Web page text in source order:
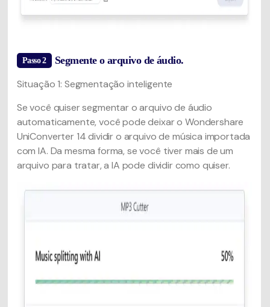
Passo 2 Segmente o arquivo de áudio.
Situação 1: Segmentação inteligente
Se você quiser segmentar o arquivo de áudio
automaticamente, você pode deixar o Wondershare
UniConverter 14 dividir o arquivo de música importada
com IA. Da mesma forma, se você tiver mais de um
arquivo para tratar, a IA pode dividir como quiser.